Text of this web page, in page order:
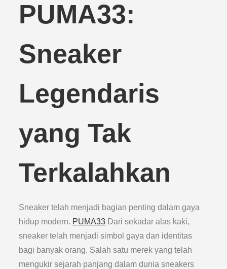
PUMA33:
Sneaker
Legendaris
yang Tak
Terkalahkan
Sneaker telah menjadi bagian penting dalam gaya
hidup modern. PUMA33 Dari sekadar alas kaki,
sneaker telah menjadi simbol gaya dan identitas
bagi banyak orang. Salah satu merek yang telah
mengukir sejarah panjang dalam dunia sneakers